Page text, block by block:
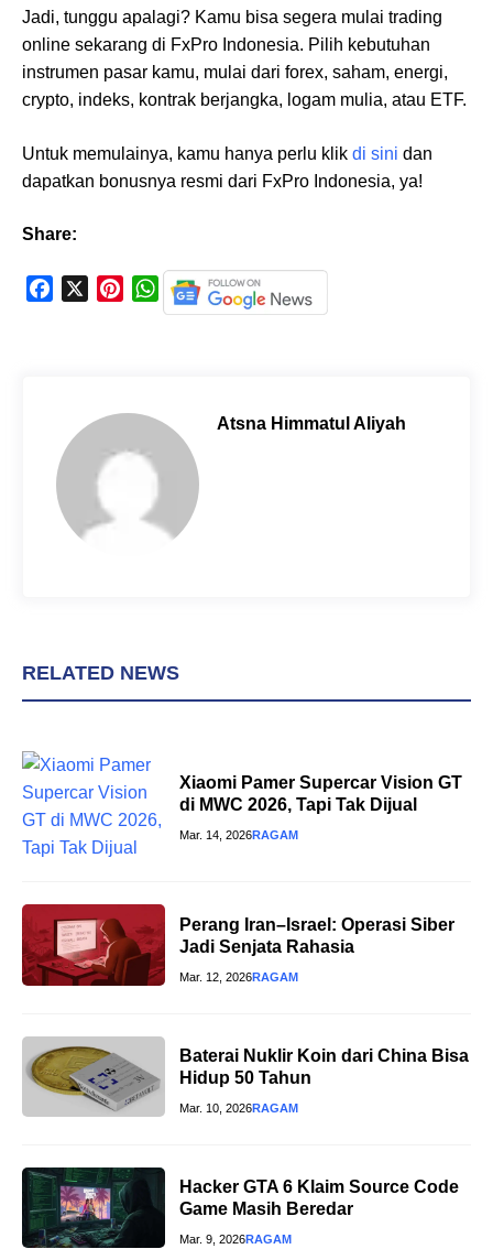
Jadi, tunggu apalagi? Kamu bisa segera mulai trading
online sekarang di FxPro Indonesia. Pilih kebutuhan
instrumen pasar kamu, mulai dari forex, saham, energi,
crypto, indeks, kontrak berjangka, logam mulia, atau ETF.
Untuk memulainya, kamu hanya perlu klik di sini dan
dapatkan bonusnya resmi dari FxPro Indonesia, ya!
Share:
k
e
W
h
A
Atsna Himmatul Aliyah
RELATED NEWS
Xiaomi Pamer Supercar Vision GT
di MWC 2026, Tapi Tak Dijual
Mar. 14, 2026RAGAM
Perang Iran–Israel: Operasi Siber
Jadi Senjata Rahasia
Mar. 12, 2026RAGAM
Baterai Nuklir Koin dari China Bisa
Hidup 50 Tahun
Mar. 10, 2026RAGAM
Hacker GTA 6 Klaim Source Code
Game Masih Beredar
Mar. 9, 2026RAGAM